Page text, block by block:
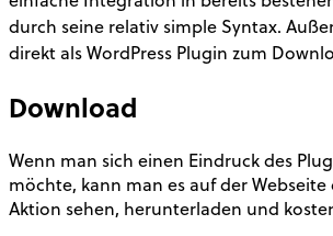
durch seine relativ simple Syntax.
direkt als WordPress Plugin zum
Download
Wenn man sich einen Eindruck des
möchte, kann man es auf der Webseite
Aktion sehen, herunterladen und